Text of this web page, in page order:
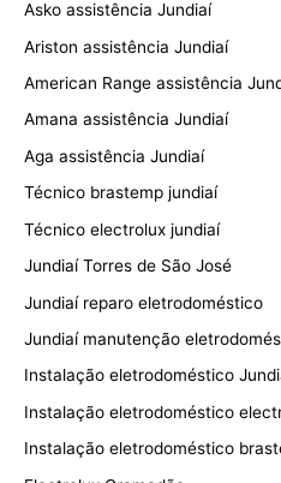
Asko assistência Jundiaí
Ariston assistência Jundiaí
American Range assistência
Amana assistência Jundiaí
Aga assistência Jundiaí
Técnico brastemp jundiaí
Técnico electrolux jundiaí
Jundiaí Torres de São José
Jundiaí reparo eletrodoméstico
Jundiaí manutenção
Instalação eletrodoméstico
Instalação eletrodoméstico
Instalação eletrodoméstico